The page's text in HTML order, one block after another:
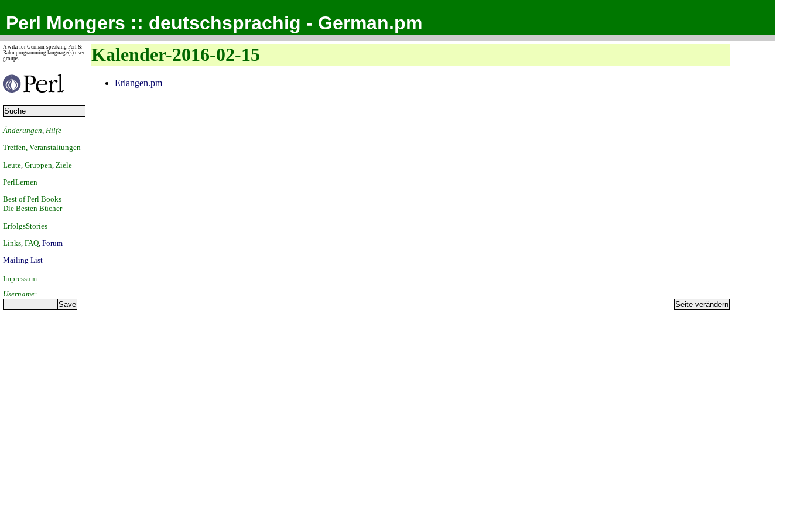
Perl Mongers :: deutschsprachig - German.pm
A wiki for German-speaking Perl &
Raku programming language(s) user
groups.
Änderungen Hilfe
Treffen, Veranstaltungen
Leute Gruppen Ziele
PerlLernen
Best of Perl Books
Die Besten Bücher
ErfolgsStories
Links FAQ Forum
Mailing List
Impressum
Kalender-2016-02-15
Erlangen.pm
Username: